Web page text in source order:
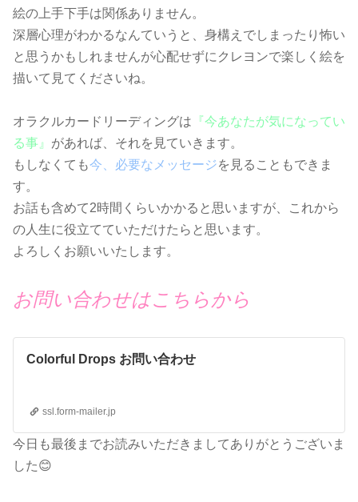
絵の上手下手は関係ありません。
深層心理がわかるなんていうと、身構えでしまったり怖い
と思うかもしれませんが心配せずにクレヨンで楽しく絵を
描いて見てくださいね。
オラクルカードリーディングは 『今あなたが気になってい
る事』 があれば、それを見ていきます。
もしなくても今、必要なメッセージを見ることもできま
す。
お話も含めて2時間くらいかかると思いますが、これから
の人生に役立てていただけたらと思います。
よろしくお願いいたします。
お問い合わせはこちらから
Colorful Drops お問い合わせ
ssl.form-mailer.jp
今日も最後までお読みいただきましてありがとうございま
した😊